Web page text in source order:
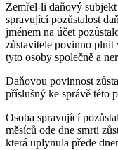
Zemřel-li daňový
spravující pozůstalost
jménem na účet
zůstavitele povinno plnit
tyto osoby společně a
Daňovou povinnost
příslušný ke správě této
Osoba spravující
měsíců ode dne smrti
která uplynula přede